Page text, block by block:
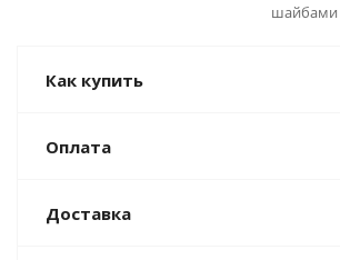
шайбами
Как купить
Оплата
Доставка